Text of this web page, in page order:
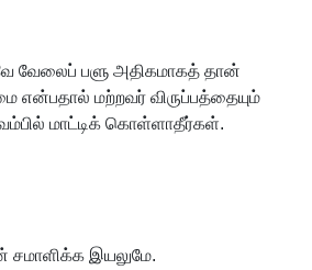
வேலைப் பளு அதிகமாகத் தான்
என்பதால் மற்றவர் விருப்பத்தையும்
மாட்டிக் கொள்ளாதீர்கள்.
சமாளிக்க இயலுமே.